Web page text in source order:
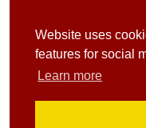
Website uses
features for social
Learn more